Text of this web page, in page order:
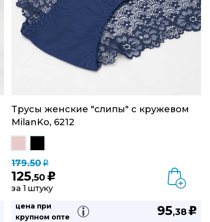
Трусы женские "слипы" с кружевом
MilanKo, 6212
179.50q
125,50 u
за 1 штуку
цена при
крупном опте
95,38u